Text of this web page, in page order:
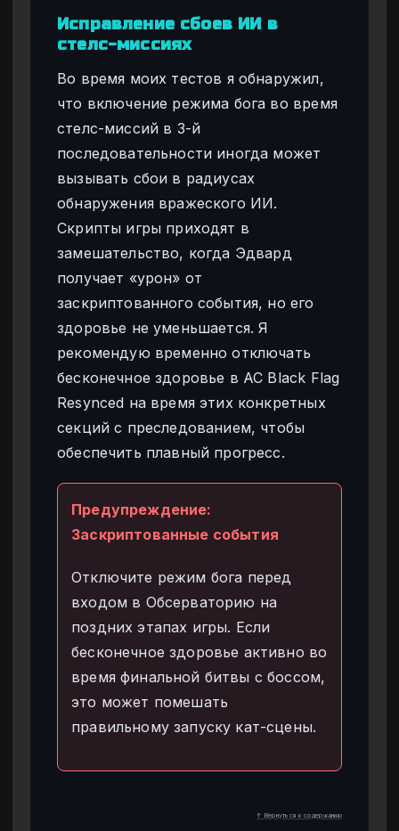
Исправление сбоев ИИ в
стелс-миссиях
Во время моих тестов я обнаружил,
что включение режима бога во время
стелс-миссий в 3-й
последовательности иногда может
вызывать сбои в радиусах
обнаружения вражеского ИИ.
Скрипты игры приходят в
замешательство, когда Эдвард
получает «урон» от
заскриптованного события, но его
здоровье не уменьшается. Я
рекомендую временно отключать
бесконечное здоровье в AC Black Flag
Resynced на время этих конкретных
секций с преследованием, чтобы
обеспечить плавный прогресс.
Предупреждение:
Заскриптованные события
Отключите режим бога перед
входом в Обсерваторию на
поздних этапах игры. Если
бесконечное здоровье активно во
время финальной битвы с боссом,
это может помешать
правильному запуску кат-сцены.
↑ Вернуться к содержанию